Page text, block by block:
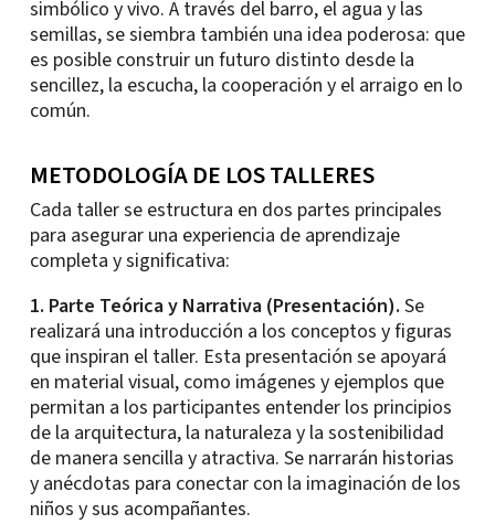
simbólico y vivo. A través del barro, el agua y las
semillas, se siembra también una idea poderosa: que
es posible construir un futuro distinto desde la
sencillez, la escucha, la cooperación y el arraigo en lo
común.
METODOLOGÍA DE LOS TALLERES
Cada taller se estructura en dos partes principales
para asegurar una experiencia de aprendizaje
completa y significativa:
1. Parte Teórica y Narrativa (Presentación). Se
realizará una introducción a los conceptos y figuras
que inspiran el taller. Esta presentación se apoyará
en material visual, como imágenes y ejemplos que
permitan a los participantes entender los principios
de la arquitectura, la naturaleza y la sostenibilidad
de manera sencilla y atractiva. Se narrarán historias
y anécdotas para conectar con la imaginación de los
niños y sus acompañantes.